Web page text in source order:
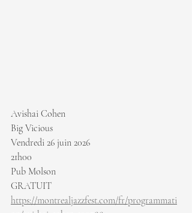
Avishai Cohen
Big Vicious
Vendredi 26 juin 2026
21h00
Pub Molson
GRATUIT
https://montrealjazzfest.com/fr/programmati